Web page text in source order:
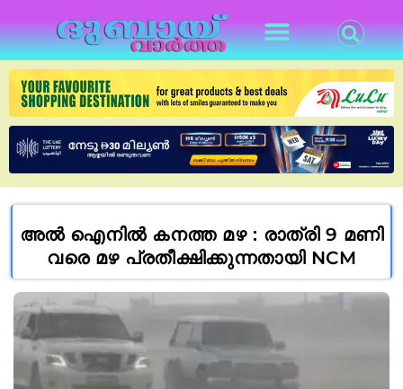
അൽ ഐനിൽ കനത്ത മഴ : രാത്രി 9 മണി
വരെ മഴ പ്രതീക്ഷിക്കുന്നതായി NCM